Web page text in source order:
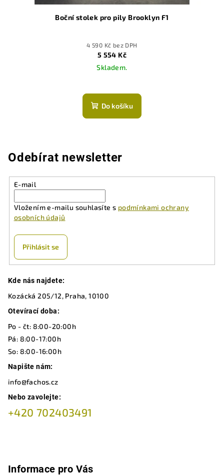
Boční stolek pro pily Brooklyn F1
4 590 Kč bez DPH
5 554 Kč
Skladem.
Do košíku
Odebírat newsletter
E-mail
Vložením e-mailu souhlasíte s podmínkami ochrany
osobních údajů
Přihlásit se
Kde nás najdete:
Kozácká 205/12, Praha, 10100
Otevírací doba:
Po - čt: 8:00-20:00h
Pá: 8:00-17:00h
So: 8:00-16:00h
Napište nám:
info@fachos.cz
Nebo zavolejte:
+420 702403491
Informace pro Vás